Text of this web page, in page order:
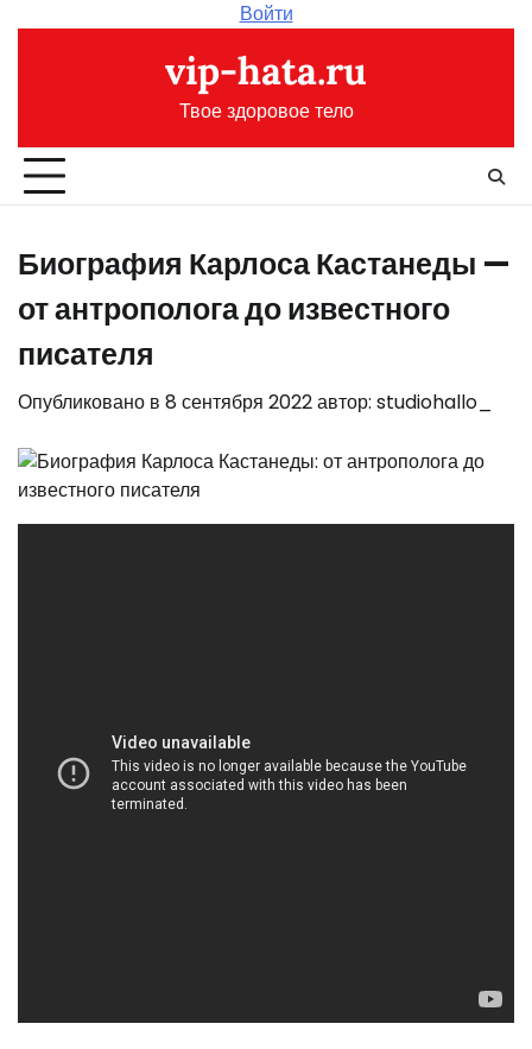
Войти
vip-hata.ru
Твое здоровое тело
Биография Карлоса Кастанеды —
от антрополога до известного
писателя
Опубликовано в 8 сентября 2022автор: studiohallo_